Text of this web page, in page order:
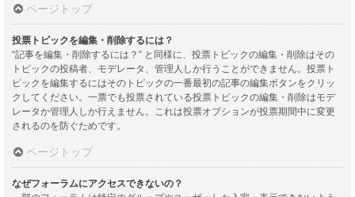
ページトップ
投票トピックを編集・削除するには？
“記事を編集・削除するには？” と同様に、投票トピックの編集・削除はその
トピックの投稿者、モデレータ、管理人しか行うことができません。投票ト
ピックを編集するにはそのトピックの一番最初の記事の編集ボタンをクリッ
クしてください。一票でも投票されている投票トピックの編集・削除はモデ
レータか管理人しか行えません。これは投票オプションが投票期間中に変更
されるのを防ぐためです。
ページトップ
なぜフォーラムにアクセスできないの？